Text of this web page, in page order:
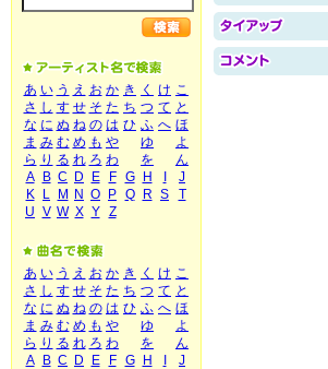
あ い う え お か き く け こ
さ し す せ そ た ち つ て と
な に ぬ ね の は ひ ふ へ ほ
ま み む め も や ゆ
よ
ら り る れ ろ わ を
ん
A
B C D E F G H
J
K
L M N O P Q R S
T
U V W X Y Z
あ い う え お か き く け こ
さ し す せ そ た ち つ て と
な に ぬ ね の は ひ ふ へ ほ
ま み む め も や ゆ
よ
ら り る れ ろ わ を
ん
A
B C D E F G H
J